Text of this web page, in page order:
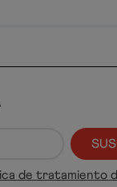
de tratamiento